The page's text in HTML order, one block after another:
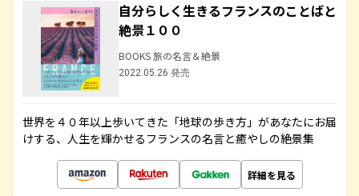
自分らしく生きるフランスのことばと
絶景１００
BOOKS 旅の名言＆絶景
2022.05.26 発売
世界を４０年以上歩いてきた「地球の歩き方」があなたにお届
けする、人生を輝かせるフランスの名言と癒やしの絶景集
詳細を見る